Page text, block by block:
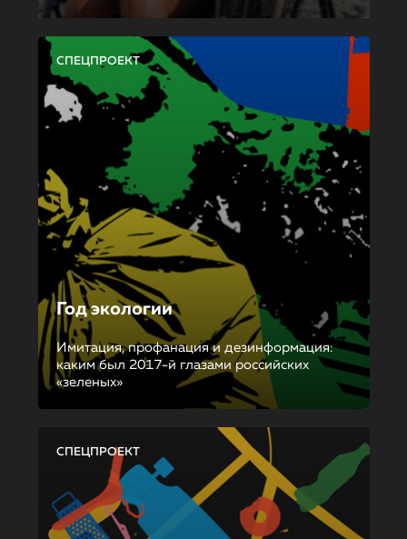
СПЕЦПРОЕКТ
Год экологии
Имитация, профанация и дезинформация:
каким был 2017-й глазами российских
«зеленых»
СПЕЦПРОЕКТ